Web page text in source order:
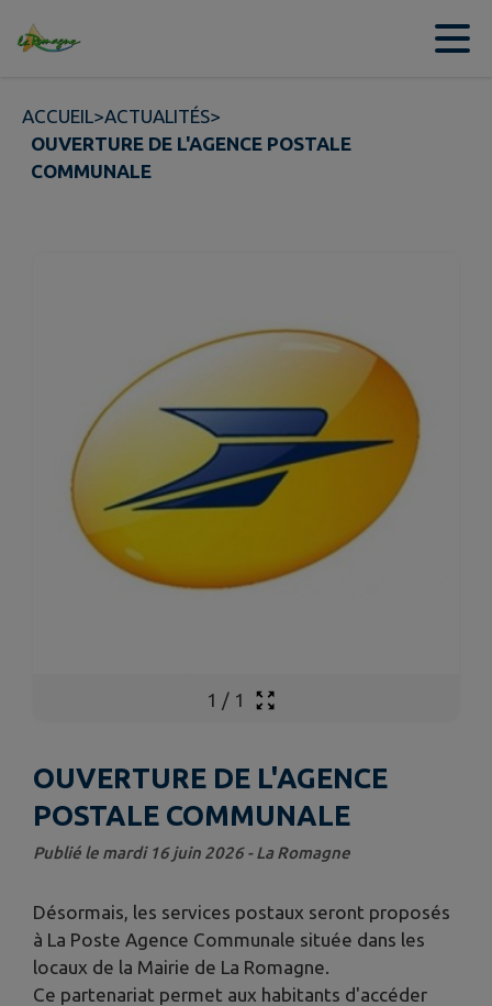
Contenu
ACCUEIL>ACTUALITÉS>
OUVERTURE DE L'AGENCE POSTALE
COMMUNALE
1 / 1
OUVERTURE DE L'AGENCE
POSTALE COMMUNALE
Publié le mardi 16 juin 2026 - La Romagne
Désormais, les services postaux seront proposés
à La Poste Agence Communale située dans les
locaux de la Mairie de La Romagne.
Ce partenariat permet aux habitants d'accéder